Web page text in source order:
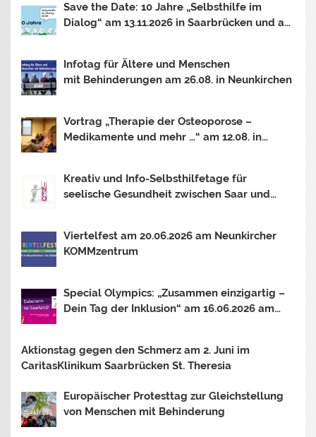
Save the Date: 10 Jahre „Selbsthilfe im
Dialog“ am 13.11.2026 in Saarbrücken und am
Infotag für Ältere und Menschen
mit Behinderungen am 26.08. in Neunkirchen
Vortrag „Therapie der Osteoporose –
Medikamente und mehr …“ am 12.08. in
Kreativ und Info-Selbsthilfetage für
seelische Gesundheit zwischen Saar und
INSIDER?
Viertelfest am 20.06.2026 am Neunkircher
KOMMzentrum
Special Olympics: „Zusammen einzigartig –
Dein Tag der Inklusion“ am 16.06.2026 am
Aktionstag gegen den Schmerz am 2. Juni im
CaritasKlinikum Saarbrücken St. Theresia
Europäischer Protesttag zur Gleichstellung
von Menschen mit Behinderung